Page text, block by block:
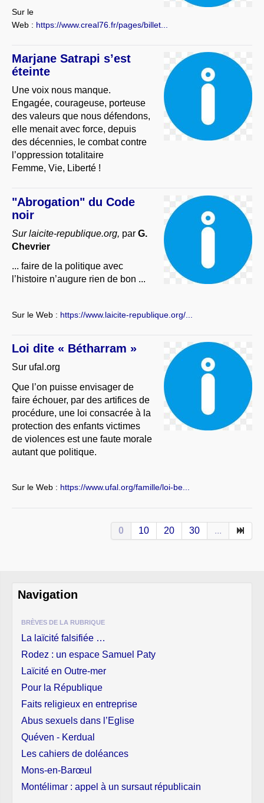
Sur le
Web : https://www.creal76.fr/pages/billet...
Marjane Satrapi s’est
éteinte
Une voix nous manque.
Engagée, courageuse, porteuse
des valeurs que nous défendons,
elle menait avec force, depuis
des décennies, le combat contre
l’oppression totalitaire
Femme, Vie, Liberté !
"Abrogation" du Code
noir
Sur laicite-republique.org, par G.
Chevrier
... faire de la politique avec
l’histoire n’augure rien de bon ...
Sur le Web : https://www.laicite-republique.org/...
Loi dite « Bétharram »
Sur ufal.org
Que l’on puisse envisager de
faire échouer, par des artifices de
procédure, une loi consacrée à la
protection des enfants victimes
de violences est une faute morale
autant que politique.
Sur le Web : https://www.ufal.org/famille/loi-be...
0 10 20 30 ...
Navigation
BRÈVES DE LA RUBRIQUE
La laïcité falsifiée …
Rodez : un espace Samuel Paty
Laïcité en Outre-mer
Pour la République
Faits religieux en entreprise
Abus sexuels dans l’Eglise
Quéven - Kerdual
Les cahiers de doléances
Mons-en-Barœul
Montélimar : appel à un sursaut républicain